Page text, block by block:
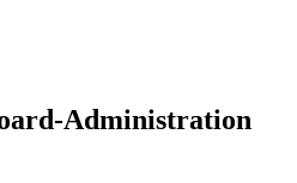
Administration